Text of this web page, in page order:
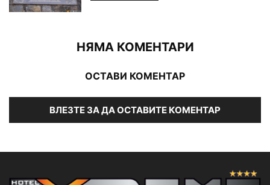
НЯМА КОМЕНТАРИ
ОСТАВИ КОМЕНТАР
ВЛЕЗТЕ ЗА ДА ОСТАВИТЕ КОМЕНТАР